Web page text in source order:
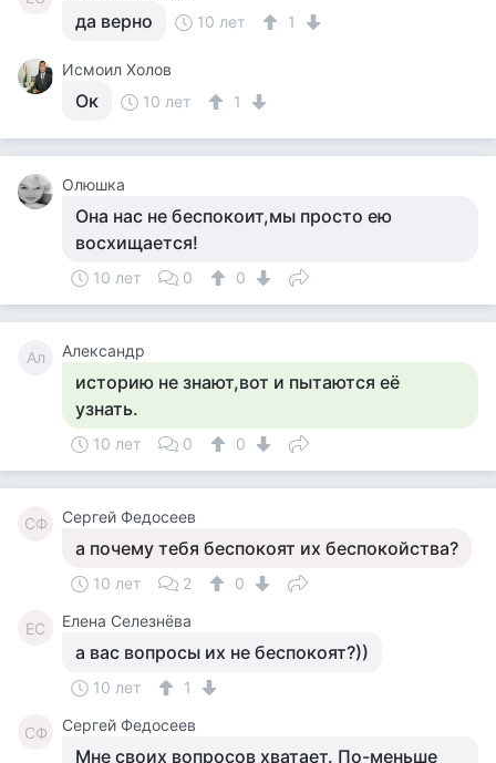
да верно 10 лет 1
Исмоил Холов
Ок 10 лет 1
Олюшка
Она нас не беспокоит,мы просто ею
восхищается!
10 лет 0 0
Ал Александр
историю не знают,вот и пытаются её
узнать.
10 лет 0 0
СФ Сергей Федосеев
а почему тебя беспокоят их беспокойства?
10 лет 2 0
ЕС Елена Селезнёва
а вас вопросы их не беспокоят?))
10 лет 1
СФ Сергей Федосеев
Мне своих вопросов хватает. По-меньше